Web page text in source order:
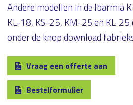
Andere modellen in de Ibarmia
KL-18, KS-25, KM-25 en KL-25
onder de knop download
Vraag een offerte aan
Bestelformulier